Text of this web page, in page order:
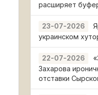
расширяет
23-07-2026
украинском
22-07-2026
Захарова
отставки